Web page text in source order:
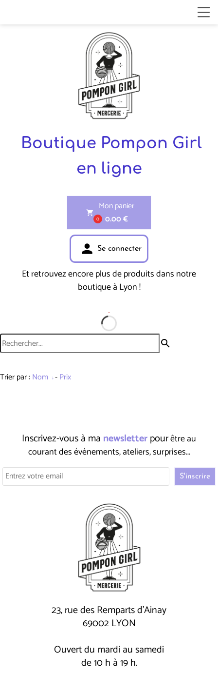
Boutique Pompon Girl
en ligne
shopping_cart
0
Mon panier
0.00 €
person Se connecter
Et retrouvez encore plus de produits dans notre
boutique à Lyon !
search
Trier par : Nom -Prix
Inscrivez-vous à ma newsletterpourêtre au
courant des événements, ateliers, surprises...
23, rue des Remparts d'Ainay
69002 LYON
Ouvert du mardi au samedi
de 10 h à 19 h.